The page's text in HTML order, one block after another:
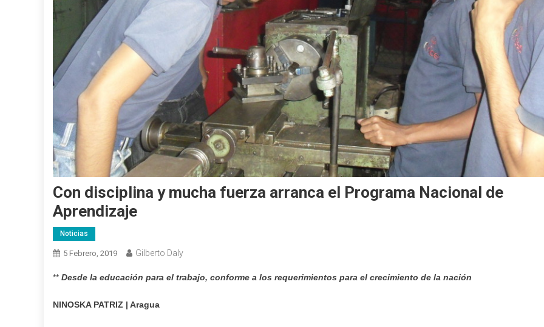
Con disciplina y mucha fuerza arranca el Programa Nacional de
Aprendizaje
Noticias
5 Febrero, 2019 Gilberto Daly
** Desde la educación para el trabajo, conforme a los requerimientos para el crecimiento de la nación
NINOSKA PATRIZ | Aragua